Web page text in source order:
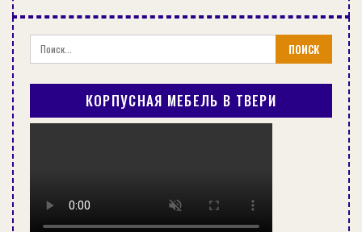
исследования верхних слоев бревен) и бур,
молоток или сверло (для того чтобы
проинспектировать внутреннее состояние
древесины). После определения состояния
древесины, перед тем, как будет проведена
реконструкция старого деревянного дома,
нужно выполнить проектные работы.
КОРПУСНАЯ МЕБЕЛЬ В ТВЕРИ